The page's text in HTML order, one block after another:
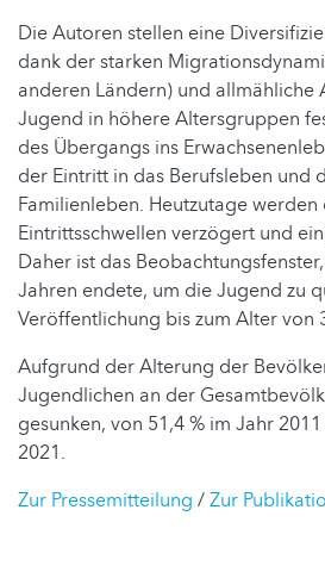
Die Autoren stellen eine
dank der starken
anderen Ländern) und allmähliche
Jugend in höhere Altersgruppen
des Übergangs ins
der Eintritt in das Berufsleben und
Familienleben. Heutzutage werden
Eintrittsschwellen verzögert und
Daher ist das
Jahren endete, um die Jugend zu
Veröffentlichung bis zum Alter von
Aufgrund der Alterung der
Jugendlichen an der
gesunken, von 51,4 % im Jahr
2021.
Zur Pressemitteilung /Zur